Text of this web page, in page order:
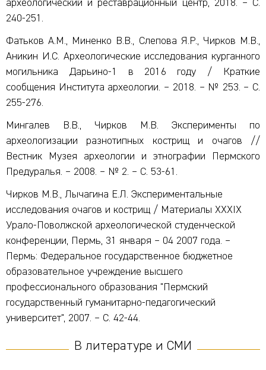
археологический и реставрационный центр, 2018. – С.
240-251.
Фатьков А.М., Миненко В.В., Слепова Я.Р., Чирков М.В.,
Аникин И.С. Археологические исследования курганного
могильника Дарьино-1 в 2016 году / Краткие
сообщения Института археологии. – 2018. – № 253. – С.
255-276.
Мингалев В.В., Чирков М.В. Эксперименты по
археологизации разнотипных кострищ и очагов //
Вестник Музея археологии и этнографии Пермского
Предуралья. – 2008. – № 2. – С. 53-61.
Чирков М.В., Лычагина Е.Л. Экспериментальные
исследования очагов и кострищ / Материалы XXXIX
Урало-Поволжской археологической студенческой
конференции, Пермь, 31 января – 04 2007 года. –
Пермь: Федеральное государственное бюджетное
образовательное учреждение высшего
профессионального образования "Пермский
государственный гуманитарно-педагогический
университет", 2007. – С. 42-44.
В литературе и СМИ